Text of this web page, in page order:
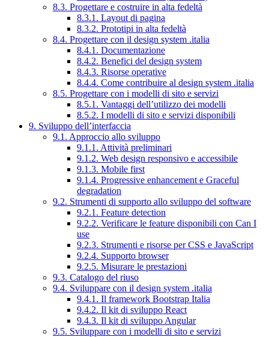
8.3. Progettare e costruire in alta fedeltà
8.3.1. Layout di pagina
8.3.2. Prototipi in alta fedeltà
8.4. Progettare con il design system .italia
8.4.1. Documentazione
8.4.2. Benefici del design system
8.4.3. Risorse operative
8.4.4. Come contribuire al design system .italia
8.5. Progettare con i modelli di sito e servizi
8.5.1. Vantaggi dell’utilizzo dei modelli
8.5.2. I modelli di sito e servizi disponibili
9. Sviluppo dell’interfaccia
9.1. Approccio allo sviluppo
9.1.1. Attività preliminari
9.1.2. Web design responsivo e accessibile
9.1.3. Mobile first
9.1.4. Progressive enhancement e Graceful
degradation
9.2. Strumenti di supporto allo sviluppo del software
9.2.1. Feature detection
9.2.2. Verificare le feature disponibili con Can I
use
9.2.3. Strumenti e risorse per CSS e JavaScript
9.2.4. Supporto browser
9.2.5. Misurare le prestazioni
9.3. Catalogo del riuso
9.4. Sviluppare con il design system .italia
9.4.1. Il framework Bootstrap Italia
9.4.2. Il kit di sviluppo React
9.4.3. Il kit di sviluppo Angular
9.5. Sviluppare con i modelli di sito e servizi